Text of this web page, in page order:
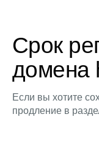
Срок
домена
Если вы хотите
продление в